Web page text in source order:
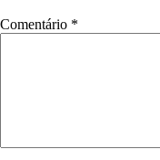
Comentário *